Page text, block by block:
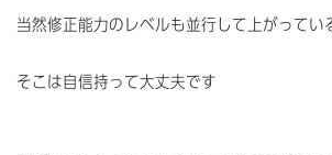
当然修正能力のレベルも並行して上がってい
そこは自信持って大丈夫です